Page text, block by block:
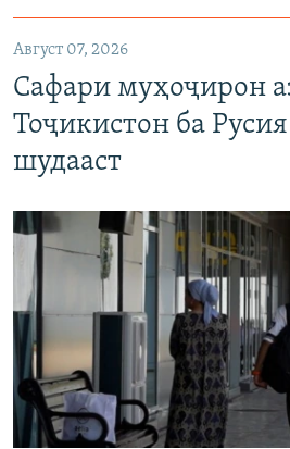
Август 07, 2026
Сафари муҳоҷирон
Тоҷикистон ба
шудааст